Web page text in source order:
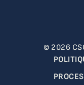
© 2026